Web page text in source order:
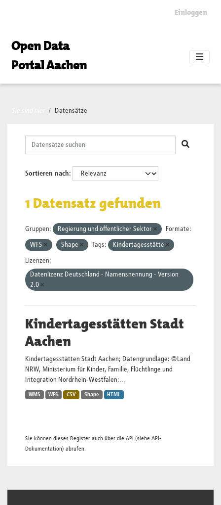
Einloggen
Open Data
Portal Aachen
Datensätze
Sortieren nach
1 Datensatz gefunden
Gruppen: Regierung und öffentlicher Sektor Formate:
WFS Shape Tags: Kindertagesstätte
Lizenzen:
Datenlizenz Deutschland - Namensnennung - Version
2.0
Kindertagesstätten Stadt
Aachen
Kindertagesstätten Stadt Aachen; Datengrundlage: ©Land
NRW, Ministerium für Kinder, Familie, Flüchtlinge und
Integration Nordrhein-Westfalen:...
WMS WFS CSV Shape HTML
Sie können dieses Register auch über die API (siehe API-
Dokumentation) abrufen.